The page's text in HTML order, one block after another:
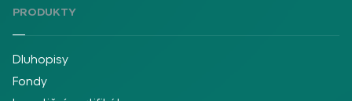
PRODUKTY
Dluhopisy
Fondy